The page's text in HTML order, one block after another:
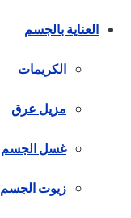
العناية بالجسم
الكريمات
مزيل عرق
غسل الجسم
زيوت الجسم